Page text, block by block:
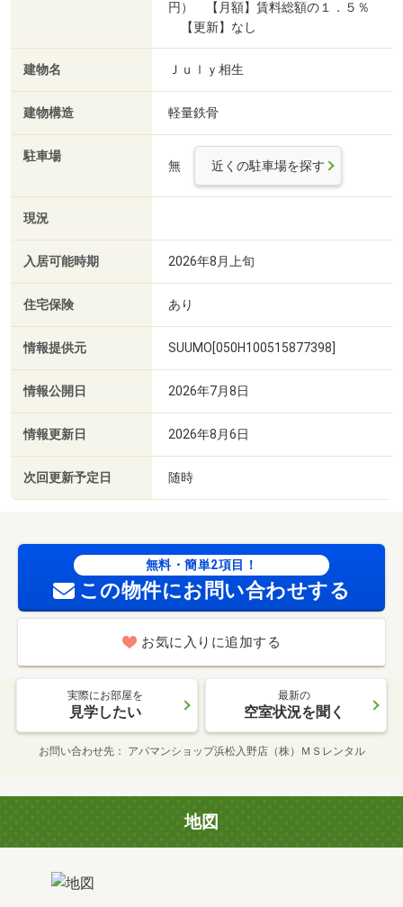
円） 【月額】賃料総額の１．５％
【更新】なし
建物名 Ｊｕｌｙ相生
建物構造 軽量鉄骨
駐車場
無 近くの駐車場を探す
現況
入居可能時期 2026年8月上旬
住宅保険 あり
情報提供元 SUUMO[050H100515877398]
情報公開日 2026年7月8日
情報更新日 2026年8月6日
次回更新予定日 随時
無料・簡単2項目！
この物件にお問い合わせする
お気に入りに追加する
実際にお部屋を
見学したい
最新の
空室状況を聞く
お問い合わせ先 アパマンショップ浜松入野店（株）ＭＳレンタル
地図